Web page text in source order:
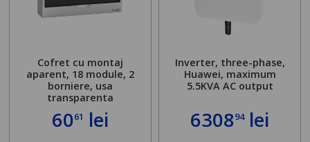
Cofret cu montaj
aparent, 18 module, 2
borniere, usa
transparenta
6061 lei
Inverter, three-phase,
Huawei, maximum
5.5KVA AC output
630894lei